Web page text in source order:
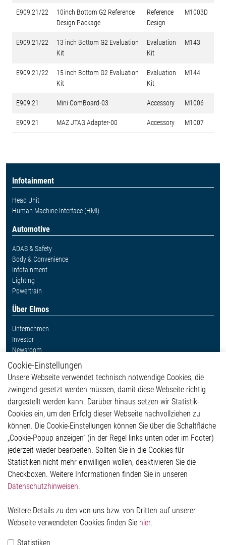
E909.21/22
10inch Bottom G2 Reference
Design Package
Reference
Design
M1003D
E909.21/22
13 inch Bottom G2 Evaluation
Kit
Evaluation
Kit
M143
E909.21/22
15 inch Bottom G2 Evaluation
Kit
Evaluation
Kit
M144
E909.21 Mini ComBoard-03 Accessory M1006
E909.21 MAZ JTAG Adapter-00 Accessory M1007
Infotainment
Head Unit
Human Machine Interface (HMI)
Automotive
ADAS & Safety
Body & Convenience
Infotainment
Lighting
Powertrain
Über Elmos
Unternehmen
Investor
Newsroom
Weitere Links
Glossar
Kontakt
Hinweisgeberschutzsystem
Rechtliches
Impressum
Datenschutzerklärung
Cookie-Popup anzeigen
Elmos Semiconductor SE
Werkstättenstraße 18
Cookie-Einstellungen
Unsere Webseite verwendet technisch notwendige Cookies, die
zwingend gesetzt werden müssen, damit diese Webseite richtig
dargestellt werden kann. Darüber hinaus setzen wir Statistik-
Cookies ein, um den Erfolg dieser Webseite nachvollziehen zu
können. Die Cookie-Einstellungen können Sie über die Schaltfläche
„Cookie-Popup anzeigen“ (in der Regel links unten oder im Footer)
jederzeit wieder bearbeiten. Sollten Sie in die Cookies für
Statistiken nicht mehr einwilligen wollen, deaktivieren Sie die
Checkboxen. Weitere Informationen finden Sie in unseren
Datenschutzhinweisen.
Weitere Details zu den von uns bzw. von Dritten auf unserer
Webseite verwendeten Cookies finden Sie hier.
Statistiken